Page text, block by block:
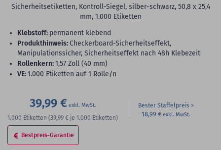
Sicherheitsetiketten, Kontroll-Siegel, silber-schwarz, 50,8 x 25,4
mm, 1.000 Etiketten
Klebstoff: permanent klebend
Produkthinweis:Checkerboard-Sicherheitseffekt,
Manipulationssicher, Sicherheitseffekt nach 48h Klebezeit
Rollenkern:1,57 Zoll (40 mm)
VE:1.000 Etiketten auf 1 Rolle/n
39,99 €
1.000 Etiketten (39,99 € je 1.000 Etiketten)
Bester Staffelpreis
18,99 €
Bestpreis-Garantie